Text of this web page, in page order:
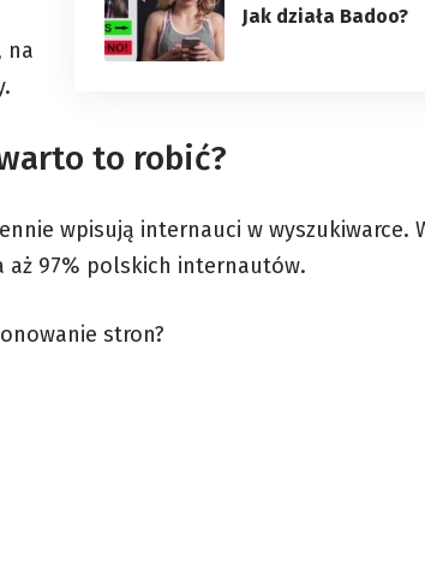
Jak działa Badoo?
na
to robić?
wpisują internauci w wyszukiwarce.
aż 97% polskich internautów.
stron?